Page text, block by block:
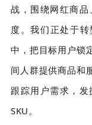
战，围绕网红商
度。我们正处于
中，把目标用户锁
间人群提供商品和
跟踪用户需求，
SKU。